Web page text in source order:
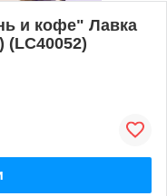
и кофе" Лавка
(LC40052)